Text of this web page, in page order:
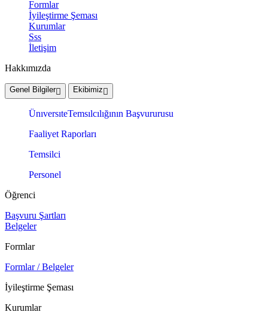
Formlar
İyileştirme Şeması
Kurumlar
Sss
İletişim
Hakkımızda
Genel Bilgiler Ekibimiz
ÜnıversıteTemsılcılığının Başvururusu
Faaliyet Raporları
Temsilci
Personel
Öğrenci
Başvuru Şartları
Belgeler
Formlar
Formlar / Belgeler
İyileştirme Şeması
Kurumlar